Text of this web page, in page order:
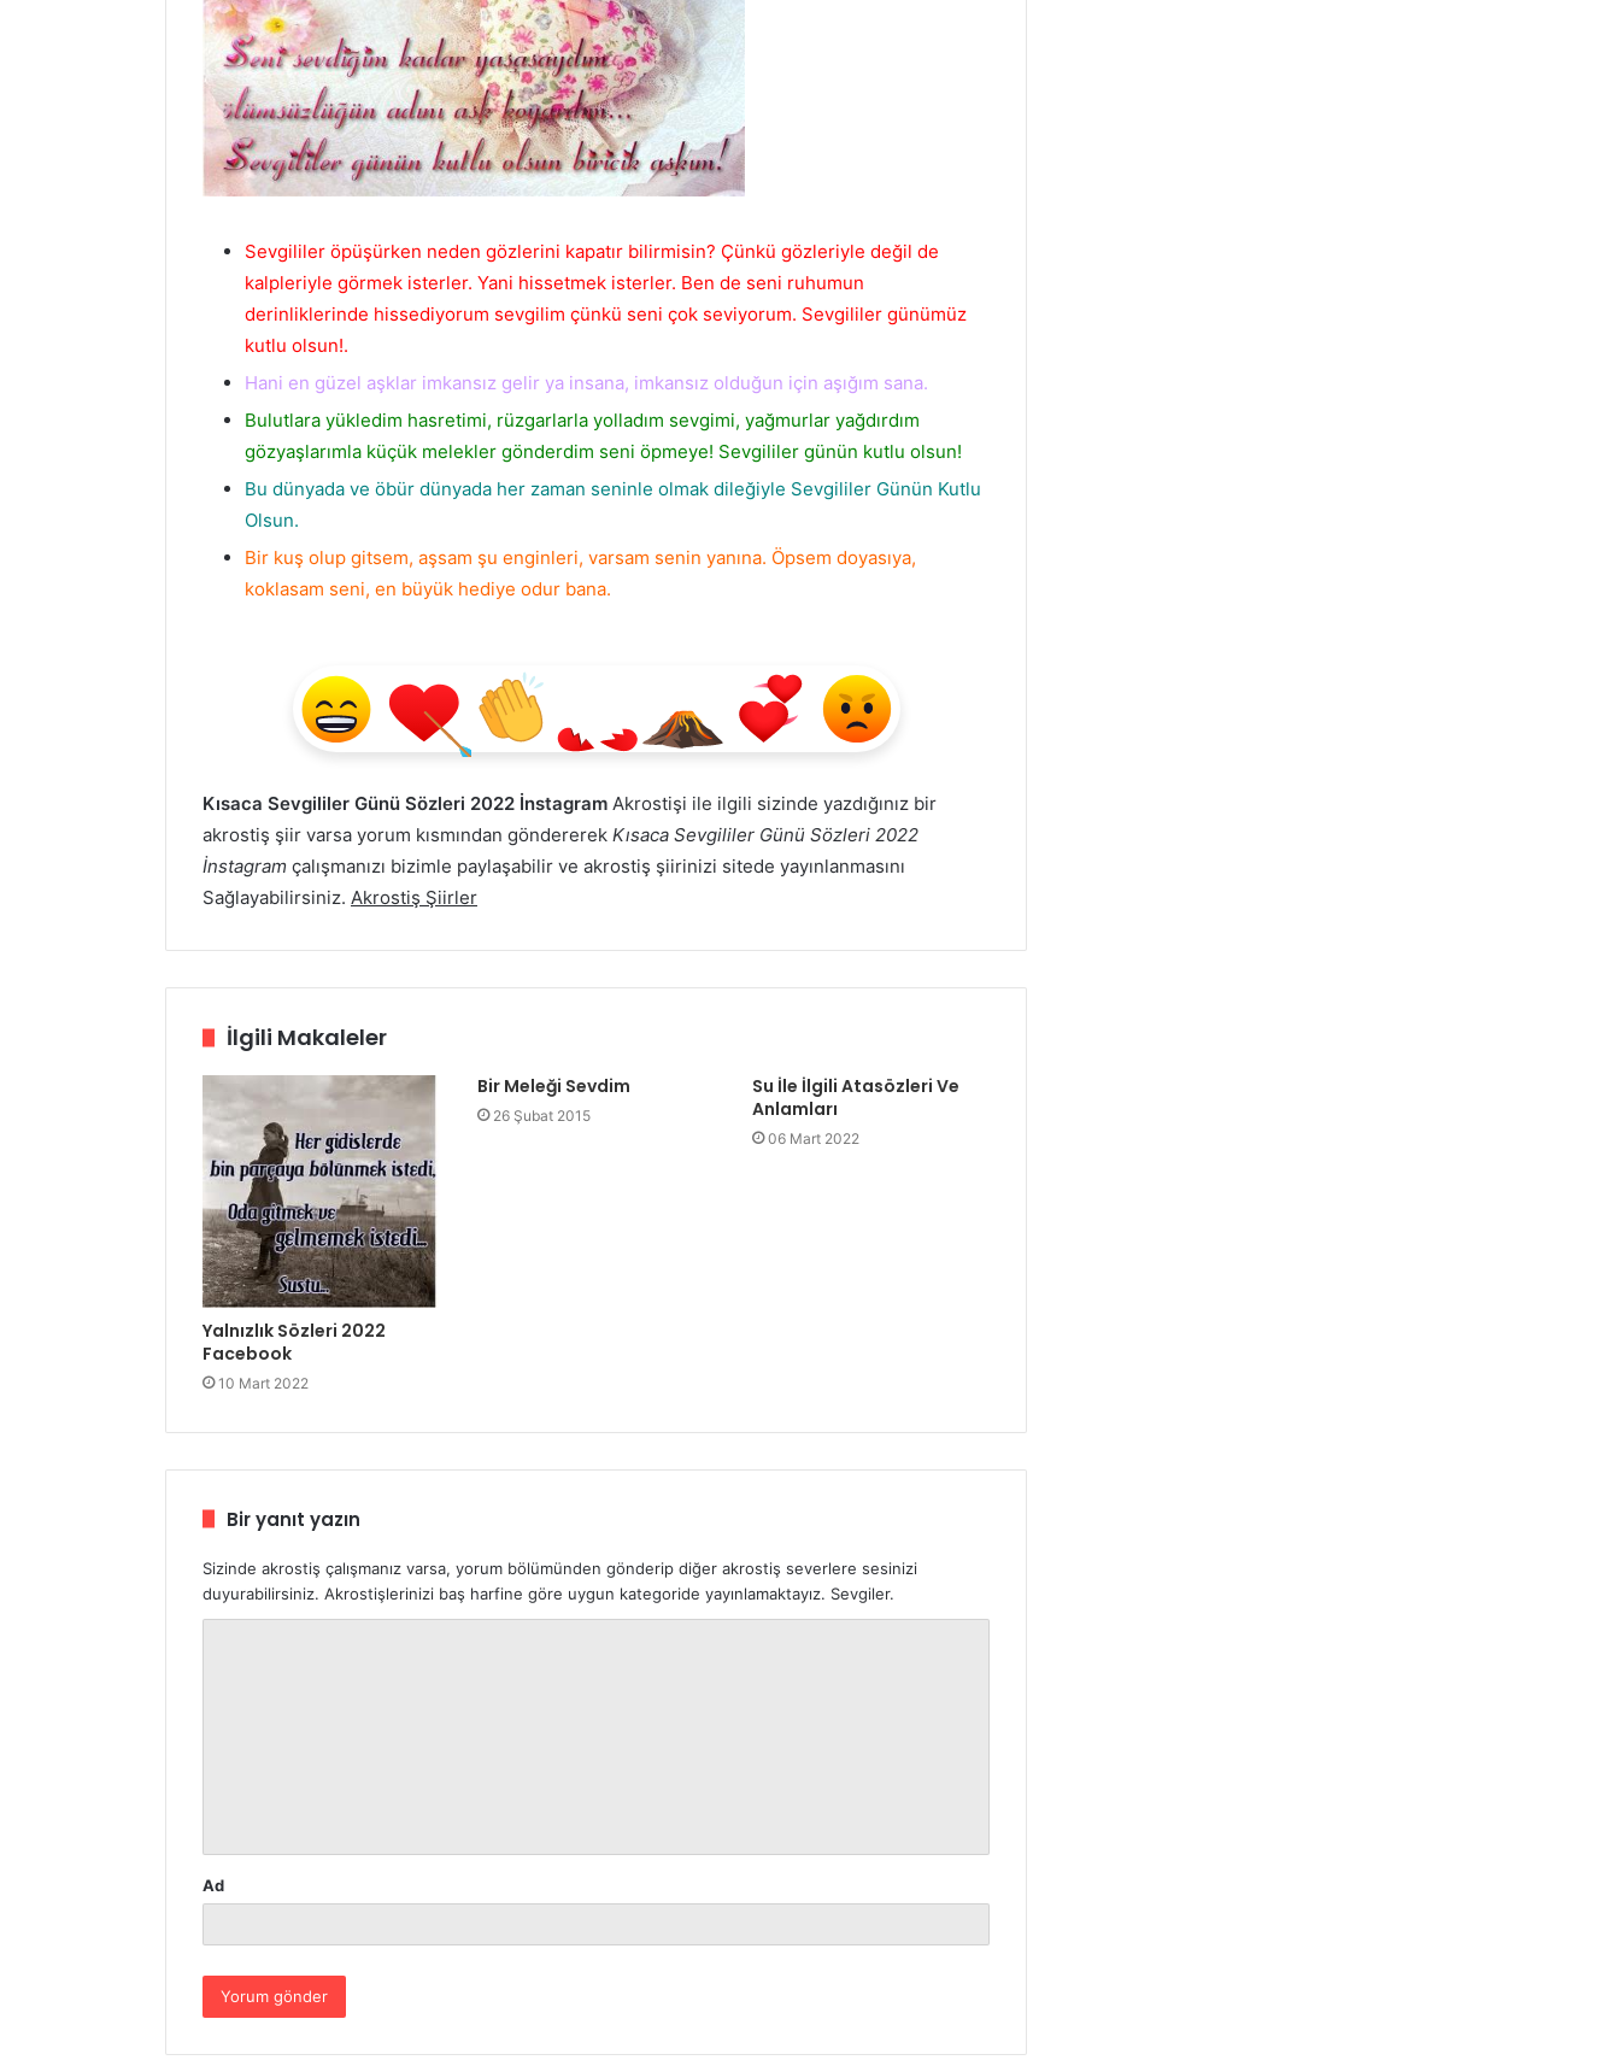
Sevgililer öpüşürken neden gözlerini kapatır bilirmisin? Çünkü gözleriyle değil de
kalpleriyle görmek isterler. Yani hissetmek isterler. Ben de seni ruhumun
derinliklerinde hissediyorum sevgilim çünkü seni çok seviyorum. Sevgililer günümüz
kutlu olsun!.
Hani en güzel aşklar imkansız gelir ya insana, imkansız olduğun için aşığım sana.
Bulutlara yükledim hasretimi, rüzgarlarla yolladım sevgimi, yağmurlar yağdırdım
gözyaşlarımla küçük melekler gönderdim seni öpmeye! Sevgililer günün kutlu olsun!
Bu dünyada ve öbür dünyada her zaman seninle olmak dileğiyle Sevgililer Günün Kutlu
Olsun.
Bir kuş olup gitsem, aşsam şu enginleri, varsam senin yanına. Öpsem doyasıya,
koklasam seni, en büyük hediye odur bana.
Kısaca Sevgililer Günü Sözleri 2022 İnstagram Akrostişi ile ilgili sizinde yazdığınız bir
akrostiş şiir varsa yorum kısmından göndererek Kısaca Sevgililer Günü Sözleri 2022
İnstagram çalışmanızı bizimle paylaşabilir ve akrostiş şiirinizi sitede yayınlanmasını
Sağlayabilirsiniz. Akrostiş Şiirler
İlgili Makaleler
Yalnızlık Sözleri 2022
Facebook
10 Mart 2022
Bir Meleği Sevdim
26 Şubat 2015
Su İle İlgili Atasözleri Ve
Anlamları
06 Mart 2022
Bir yanıt yazın
Sizinde akrostiş çalışmanız varsa, yorum bölümünden gönderip diğer akrostiş severlere sesinizi
duyurabilirsiniz. Akrostişlerinizi baş harfine göre uygun kategoride yayınlamaktayız. Sevgiler.
Ad